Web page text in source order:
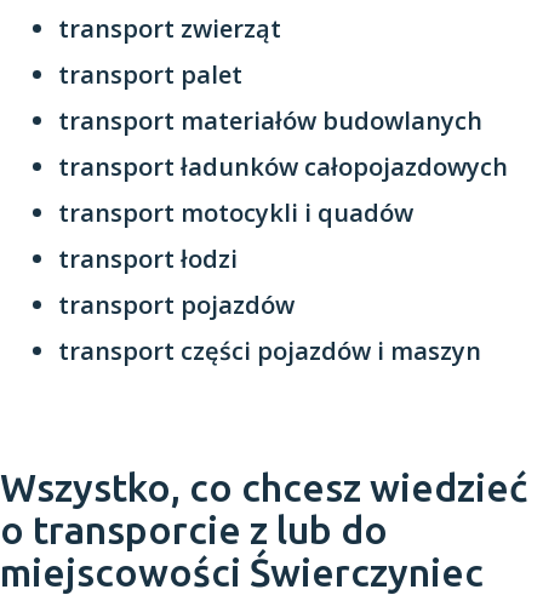
transport zwierząt
transport palet
transport materiałów budowlanych
transport ładunków całopojazdowych
transport motocykli i quadów
transport łodzi
transport pojazdów
transport części pojazdów i maszyn
Wszystko, co chcesz wiedzieć
o transporcie z lub do
miejscowości Świerczyniec